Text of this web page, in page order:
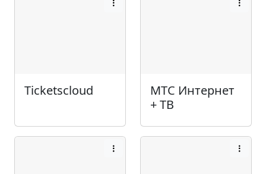
Ticketscloud
МТС Интернет
+ ТВ